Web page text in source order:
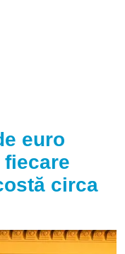
euro
fiecare
circa